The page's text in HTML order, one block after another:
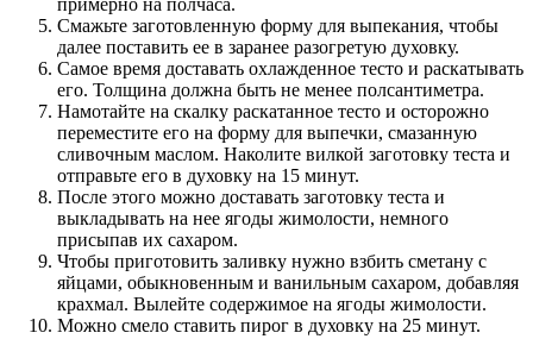
примерно на полчаса.
Смажьте заготовленную форму для выпекания, чтобы
далее поставить ее в заранее разогретую духовку.
Самое время доставать охлажденное тесто и раскатывать
его. Толщина должна быть не менее полсантиметра.
Намотайте на скалку раскатанное тесто и осторожно
переместите его на форму для выпечки, смазанную
сливочным маслом. Наколите вилкой заготовку теста и
отправьте его в духовку на 15 минут.
После этого можно доставать заготовку теста и
выкладывать на нее ягоды жимолости, немного
присыпав их сахаром.
Чтобы приготовить заливку нужно взбить сметану с
яйцами, обыкновенным и ванильным сахаром, добавляя
крахмал. Вылейте содержимое на ягоды жимолости.
Можно смело ставить пирог в духовку на 25 минут.